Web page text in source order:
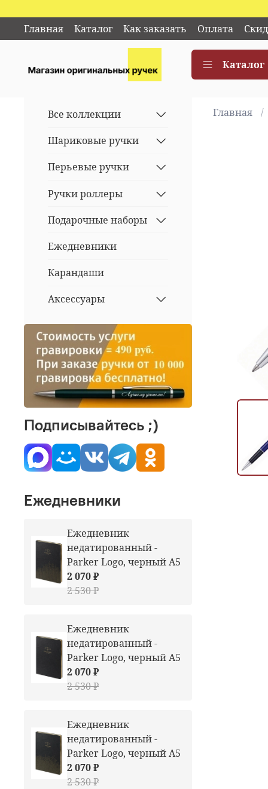
Главная
Каталог Как заказать Оплата
Каталог
Главная
Все коллекции
Шариковые ручки
Перьевые ручки
Ручки роллеры
Подарочные наборы
Ежедневники
Карандаши
Аксессуары
Подписывайтесь ;)
Ежедневники
Ежедневник
недатированный -
Parker Logo, черный А5
2 070 ₽
2 530 ₽
Ежедневник
недатированный -
Parker Logo, черный А5
2 070 ₽
2 530 ₽
Ежедневник
недатированный -
Parker Logo, черный А5
2 070 ₽
2 530 ₽